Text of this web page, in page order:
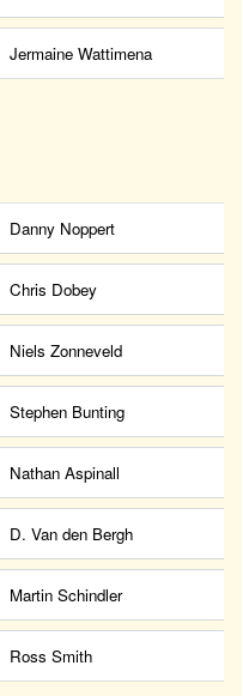
Jermaine Wattimena
Danny Noppert
Chris Dobey
Niels Zonneveld
Stephen Bunting
Nathan Aspinall
D. Van den Bergh
Martin Schindler
Ross Smith